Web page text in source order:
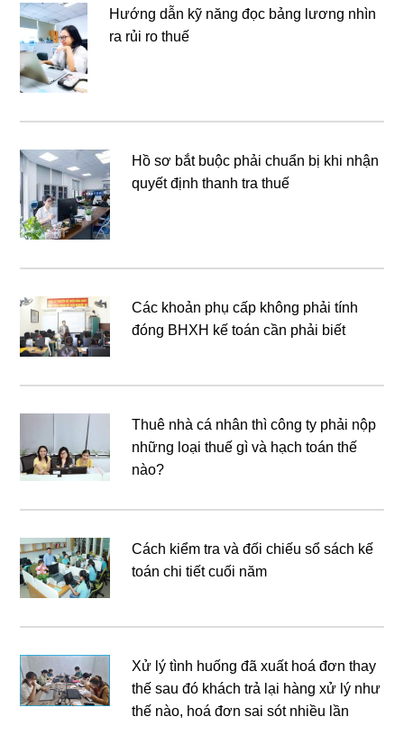
Hướng dẫn kỹ năng đọc bảng lương nhìn
ra rủi ro thuế
Hồ sơ bắt buộc phải chuẩn bị khi nhận
quyết định thanh tra thuế
Các khoản phụ cấp không phải tính
đóng BHXH kế toán cần phải biết
Thuê nhà cá nhân thì công ty phải nộp
những loại thuế gì và hạch toán thế
nào?
Cách kiểm tra và đối chiếu sổ sách kế
toán chi tiết cuối năm
Xử lý tình huống đã xuất hoá đơn thay
thế sau đó khách trả lại hàng xử lý như
thế nào, hoá đơn sai sót nhiều lần